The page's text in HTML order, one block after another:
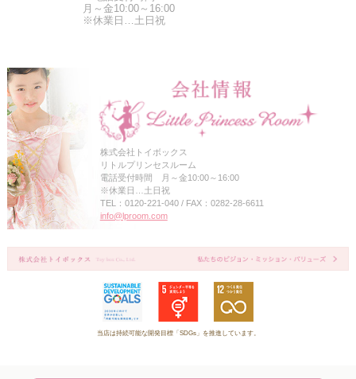
月～金10:00～16:00
※休業日…土日祝
株式会社トイボックス
リトルプリンセスルーム
電話受付時間 月～金10:00～16:00
※休業日…土日祝
TEL：0120-221-040 / FAX：0282-28-6611
info@lproom.com
当店は持続可能な開発目標「SDGs」を推進しています。